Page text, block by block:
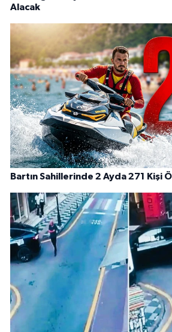
Alacak
Bartın Sahillerinde 2 Ayda 271 Kişi